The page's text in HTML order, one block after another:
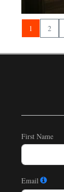
1 2
First Name
Email